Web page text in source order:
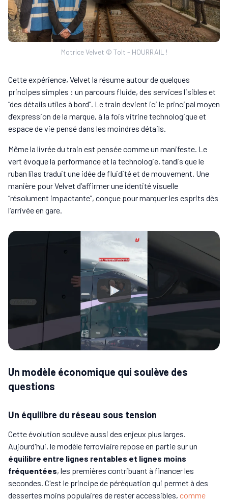
Motrice Velvet © Tolt - HOURRAIL !
Cette expérience, Velvet la résume autour de quelques
principes simples : un parcours fluide, des services lisibles et
“des détails utiles à bord”. Le train devient ici le principal moyen
d’expression de la marque, à la fois vitrine technologique et
espace de vie pensé dans les moindres détails.
Même la livrée du train est pensée comme un manifeste. Le
vert évoque la performance et la technologie, tandis que le
ruban lilas traduit une idée de fluidité et de mouvement. Une
manière pour Velvet d’affirmer une identité visuelle
“résolument impactante”, conçue pour marquer les esprits dès
l’arrivée en gare.
Un modèle économique qui soulève des
questions
Un équilibre du réseau sous tension
Cette évolution soulève aussi des enjeux plus larges.
Aujourd'hui, le modèle ferroviaire repose en partie sur un
équilibre entre lignes rentables et lignes moins
fréquentées, les premières contribuant à financer les
secondes. C'est le principe de péréquation qui permet à des
dessertes moins populaires de rester accessibles, comme